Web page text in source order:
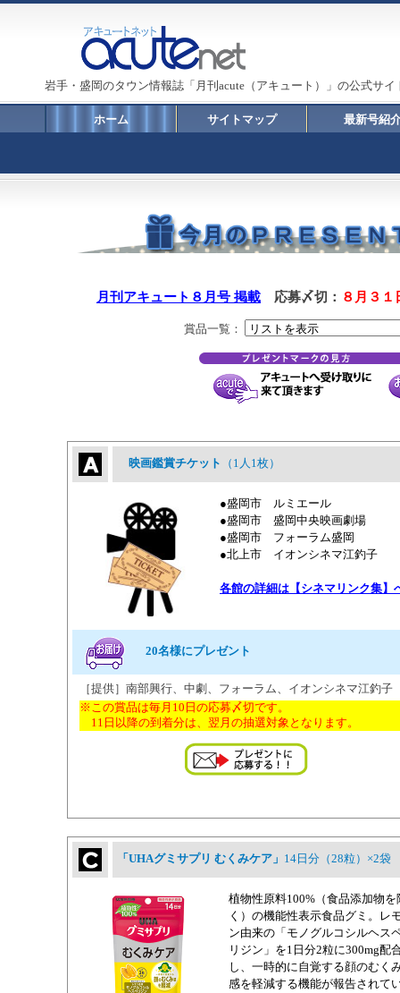
岩手・盛岡のタウン情報誌「月刊acute（アキュート）」の公式サイ
ホーム サイトマップ 最新号紹
月刊アキュート８月号 掲載 応募〆切： ８月３
賞品一覧：
映画鑑賞チケット （1人1枚）
●盛岡市 ルミエール
●盛岡市 盛岡中央映画劇場
●盛岡市 フォーラム盛岡
●北上市 イオンシネマ江釣子
各館の詳細は【シネマリンク集】
20名様にプレゼント
［提供］南部興行、中劇、フォーラム、イオンシネマ江釣子
※この賞品は毎月10日の応募〆切です。
11日以降の到着分は、翌月の抽選対象となります。
「UHAグミサプリ むくみケア」 14日分（28粒）×2袋
植物性原料100%（食品添加物を
く）の機能性表示食品グミ。レ
ン由来の「モノグルコシルヘス
リジン」を1日分2粒に300mg配
し、一時的に自覚する顔のむく
感を軽減する機能が報告されて